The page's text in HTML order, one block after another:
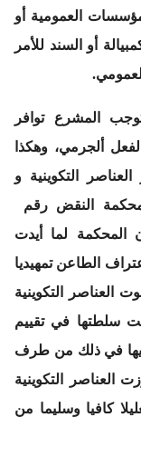
العمومية أو
أو السند للأمر
المشرع توافر
ألجرمي، وهكذا
التكوينية و
النقض رقم
المحكمة لما أيدت
الطاعن تمهيديا
العناصر التكوينية
سلطتها في تقييم
عليها في ذلك من طرف
العناصر التكوينية
كافيا وسليما من